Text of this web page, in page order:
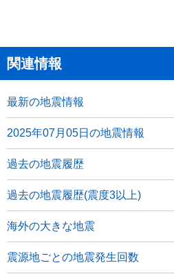
関連情報
最新の地震情報
2025年07月05日の地震情報
過去の地震履歴
過去の地震履歴(震度3以上)
海外の大きな地震
震源地ごとの地震発生回数